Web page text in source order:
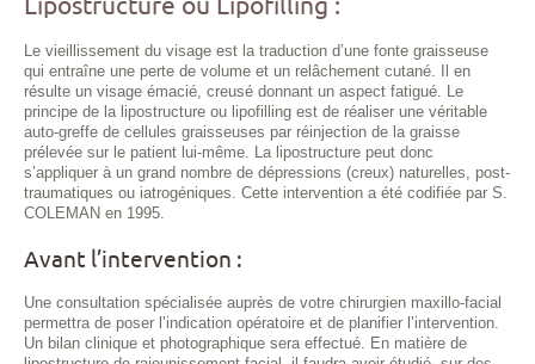
Le vieillissement du visage est la traduction d’une fonte graisseuse
qui entraîne une perte de volume et un relâchement cutané. Il en
résulte un visage émacié, creusé donnant un aspect fatigué. Le
principe de la lipostructure ou lipofilling est de réaliser une véritable
auto-greffe de cellules graisseuses par réinjection de la graisse
prélevée sur le patient lui-même. La lipostructure peut donc
s’appliquer à un grand nombre de dépressions (creux) naturelles, post-
traumatiques ou iatrogéniques. Cette intervention a été codifiée par S.
COLEMAN en 1995.
Avant l’intervention :
Une consultation spécialisée auprès de votre chirurgien maxillo-facial
permettra de poser l’indication opératoire et de planifier l’intervention.
Un bilan clinique et photographique sera effectué. En matière de